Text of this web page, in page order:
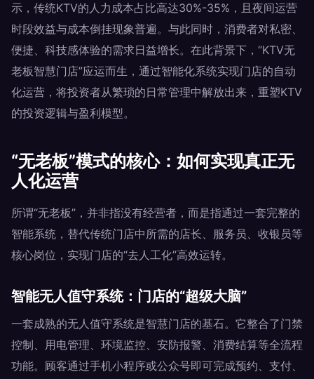
示，传统KTV的人力成本占比高达30%-35%，且夜间运营
时段效益与成本倒挂现象普遍。与此同时，消费者对私密、
便捷、科技感体验的需求日益增长。在此背景下，“KTV无
老板智慧门店”应运而生，通过智能化系统实现门店的自动
化运营，将投资者从繁琐的日常管理中解放出来，重塑KTV
的投资逻辑与盈利模型。
“无老板”模式的核心：如何实现真正无
人化运营
所谓“无老板”，并非指没有经营者，而是指通过一套完整的
智能系统，替代传统门店中所需的店长、服务员、收银员等
核心岗位，实现门店的“去人工化”高效运转。
智能无人值守系统：门店的“超级大脑”
一套成熟的无人值守系统是智慧门店的基石。它整合了门禁
控制、用电管理、环境监控、安防报警、消费结算等全流程
功能。顾客通过手机小程序或公众号即可完成预约、支付、